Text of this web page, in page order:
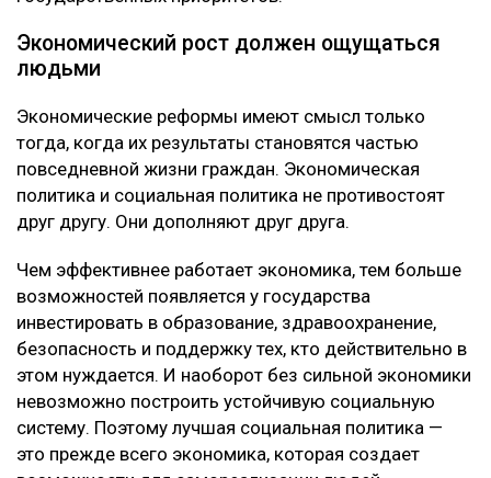
Экономический рост должен ощущаться
людьми
Экономические реформы имеют смысл только
тогда, когда их результаты становятся частью
повседневной жизни граждан. Экономическая
политика и социальная политика не противостоят
друг другу. Они дополняют друг друга.
Чем эффективнее работает экономика, тем больше
возможностей появляется у государства
инвестировать в образование, здравоохранение,
безопасность и поддержку тех, кто действительно в
этом нуждается. И наоборот без сильной экономики
невозможно построить устойчивую социальную
систему. Поэтому лучшая социальная политика —
это прежде всего экономика, которая создает